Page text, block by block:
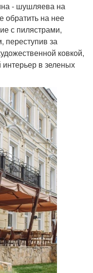
- шушляева на
обратить на нее
с пилястрами,
переступив за
ковкой,
в зеленых